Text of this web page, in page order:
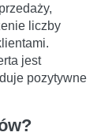
liczby
jest
pozytywne